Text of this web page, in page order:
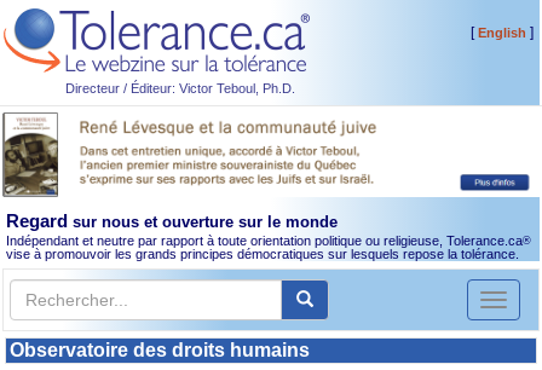
Directeur / Éditeur: Victor Teboul, Ph.D.
[English ]
Regard sur nous et ouverture sur le monde
Indépendant et neutre par rapport à toute orientation politique ou religieuse, Tolerance.ca®
vise à promouvoir les grands principes démocratiques sur lesquels repose la tolérance.
Toggle
Observatoire des droits humains